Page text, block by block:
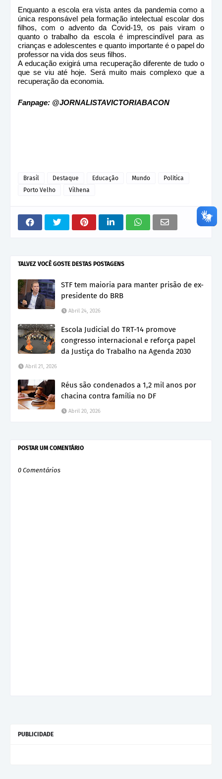
Enquanto a escola era vista antes da pandemia como a
única responsável pela formação intelectual escolar dos
filhos, com o advento da Covid-19, os pais viram o
quanto o trabalho da escola é imprescindível para as
crianças e adolescentes e quanto importante é o papel do
professor na vida dos seus filhos.
A educação exigirá uma recuperação diferente de tudo o
que se viu até hoje. Será muito mais complexo que a
recuperação da economia.
Fanpage: @JORNALISTAVICTORIABACON
Brasil Destaque Educação Mundo
Política
Porto Velho
Vilhena
TALVEZ VOCÊ GOSTE DESTAS POSTAGENS
STF tem maioria para manter prisão de ex-
presidente do BRB
Abril 24, 2026
Escola Judicial do TRT-14 promove
congresso internacional e reforça papel
da Justiça do Trabalho na Agenda 2030
Abril 21, 2026
Réus são condenados a 1,2 mil anos por
chacina contra família no DF
Abril 20, 2026
POSTAR UM COMENTÁRIO
0 Comentários
PUBLICIDADE